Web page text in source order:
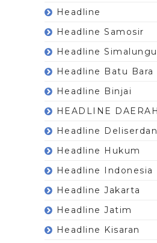
Headline
Headline Samosir
Headline
Headline Batu Bara
Headline Binjai
HEADLINE DAERAH
Headline
Headline Hukum
Headline Indonesia
Headline Jakarta
Headline Jatim
Headline Kisaran